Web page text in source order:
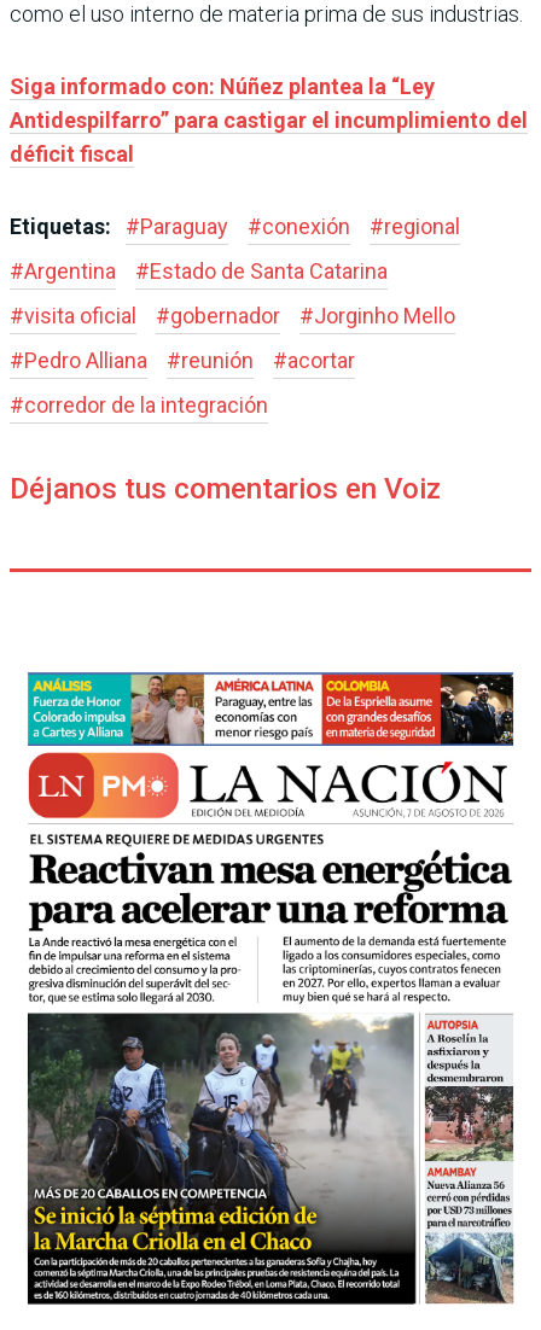
como el uso interno de materia prima de sus industrias.
Siga informado con: Núñez plantea la “Ley
Antidespilfarro” para castigar el incumplimiento del
déficit fiscal
Etiquetas: #Paraguay #conexión #regional
#Argentina #Estado de Santa Catarina
#visita oficial #gobernador #Jorginho Mello
#Pedro Alliana #reunión #acortar
#corredor de la integración
Déjanos tus comentarios en Voiz